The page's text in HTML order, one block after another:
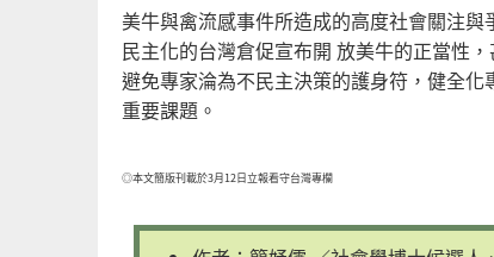
美牛與禽流感事件所造成的高度社會關注
民主化的台灣倉促宣布開 放美牛的正當性
避免專家淪為不民主決策的護身符，健全
重要課題。
◎本文簡版刊載於3月12日立報看守台灣專欄